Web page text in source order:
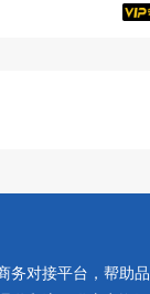
务对接平台，帮助